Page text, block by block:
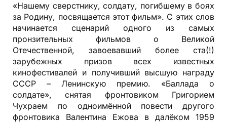
«Нашему сверстнику, солдату, погибшему в боях
за Родину, посвящается этот фильм». С этих слов
начинается сценарий одного из самых
пронзительных фильмов о Великой
Отечественной, завоевавший более ста(!)
зарубежных призов всех известных
кинофестивалей и получивший высшую награду
СССР – Ленинскую премию. «Баллада о
солдате», снятая фронтовиком Григорием
Чухраем по одно­имённой повести другого
фронтовика Валентина Ежова в далёком 1959